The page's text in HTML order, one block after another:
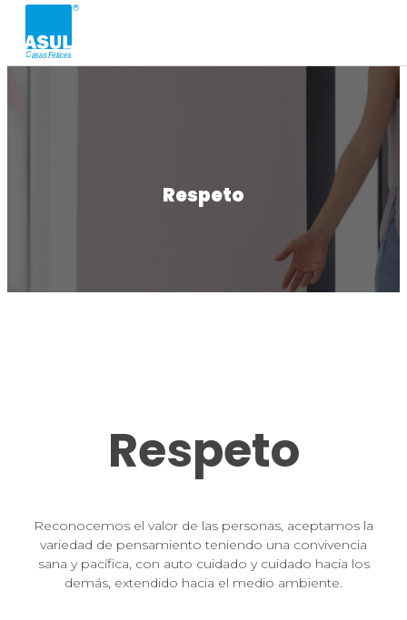
Respeto
Respeto
Reconocemos el valor de las personas, aceptamos la
variedad de pensamiento teniendo una convivencia
sana y pacífica, con auto cuidado y cuidado hacia los
demás, extendido hacia el medio ambiente.